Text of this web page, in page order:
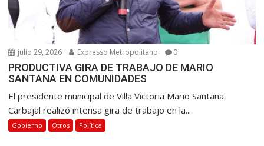
julio 29, 2026 Expresso Metropolitano 0
PRODUCTIVA GIRA DE TRABAJO DE MARIO
SANTANA EN COMUNIDADES
El presidente municipal de Villa Victoria Mario Santana
Carbajal realizó intensa gira de trabajo en la...
Gobierno Otros Política